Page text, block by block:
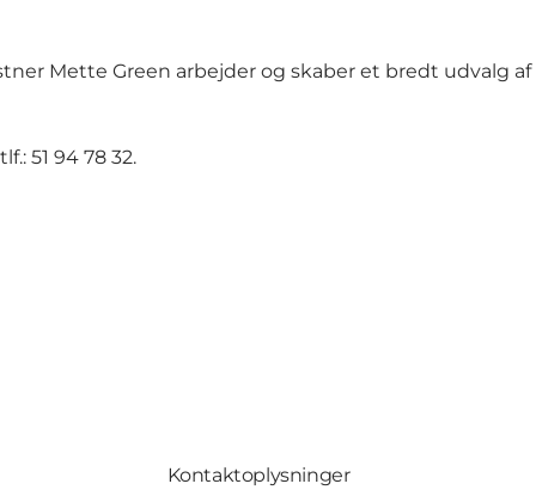
Mette Green arbejder og skaber et bredt udvalg
51 94 78 32.
Kontaktoplysninger